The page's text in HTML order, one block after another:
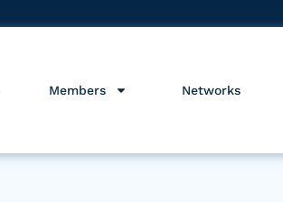
Members Networks